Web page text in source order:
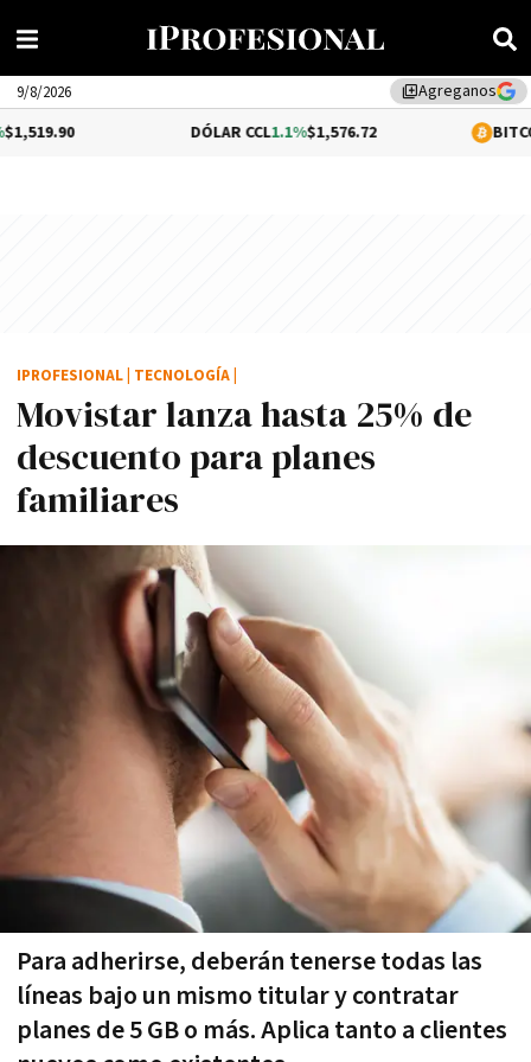
library_addAgreganos
9/8/2026
1.1%$1,576.72 0.05%
Movistar lanza hasta 25% de
descuento para planes
familiares
Para adherirse, deberán tenerse todas las
líneas bajo un mismo titular y contratar
planes de 5 GB o más. Aplica tanto a clientes
IPROFESIONAL TECNOLOGÍA